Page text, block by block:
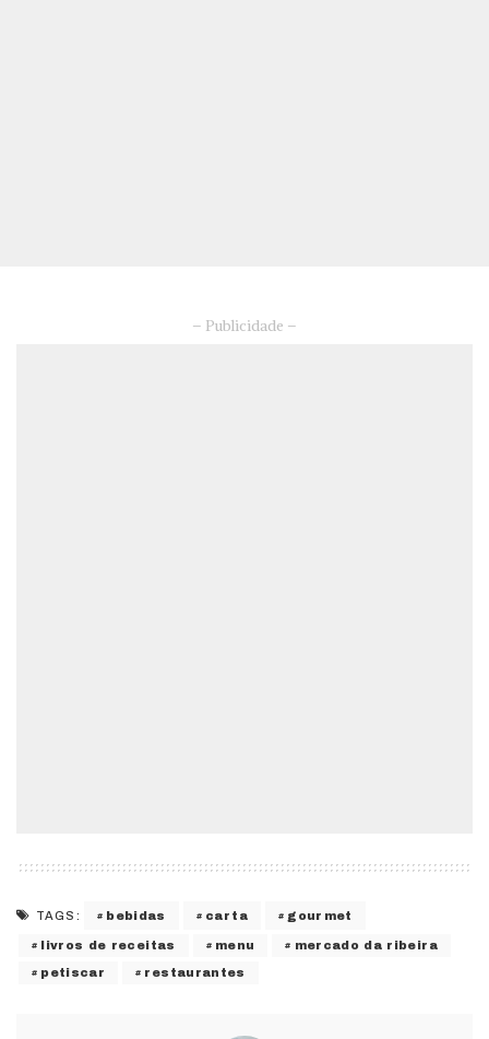
– Publicidade –
TAGS: bebidas carta gourmet
livros de receitas menu mercado da ribeira
petiscar restaurantes